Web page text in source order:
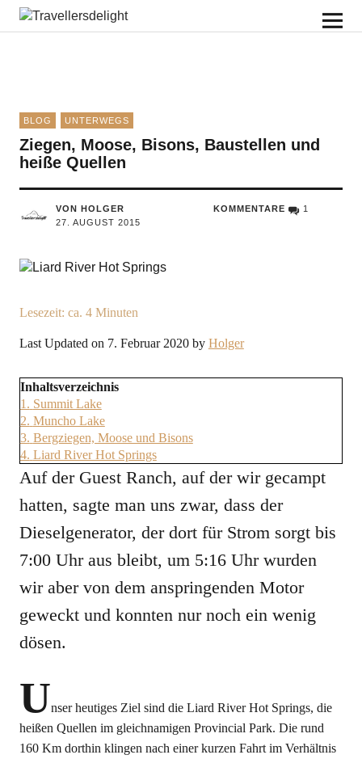
Travellersdelight
BLOG UNTERWEGS
Ziegen, Moose, Bisons, Baustellen und
heiße Quellen
VON HOLGER
27. AUGUST 2015
KOMMENTARE 1
Lesezeit: ca. 4 Minuten
Last Updated on 7. Februar 2020 by Holger
Inhaltsverzeichnis
1. Summit Lake
2. Muncho Lake
3. Bergziegen, Moose und Bisons
4. Liard River Hot Springs
Auf der Guest Ranch, auf der wir gecampt
hatten, sagte man uns zwar, dass der
Dieselgenerator, der dort für Strom sorgt bis
7:00 Uhr aus bleibt, um 5:16 Uhr wurden
wir aber von dem anspringenden Motor
geweckt und konnten nur noch ein wenig
dösen.
Unser heutiges Ziel sind die Liard River Hot Springs, die
heißen Quellen im gleichnamigen Provincial Park. Die rund
160 Km dorthin klingen nach einer kurzen Fahrt im Verhältnis